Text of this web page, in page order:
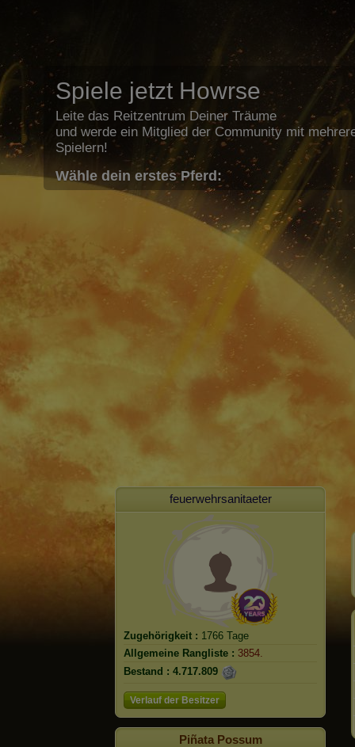
Spiele jetzt Howrse
Leite das Reitzentrum Deiner Träume
und werde ein Mitglied der Community mit
Spielern!
Wähle dein erstes Pferd:
feuerwehrsanitaeter
Zugehörigkeit : 1766 Tage
Allgemeine Rangliste : 3854.
Bestand : 4.717.809
Verlauf der Besitzer
Piñata Possum